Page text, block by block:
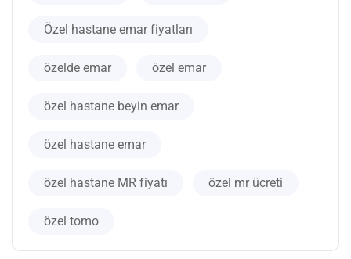
Özel hastane emar fiyatları
özelde emar özel emar
özel hastane beyin emar
özel hastane emar
özel hastane MR fiyatı özel mr ücreti
özel tomo